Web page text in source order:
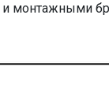
монтажными